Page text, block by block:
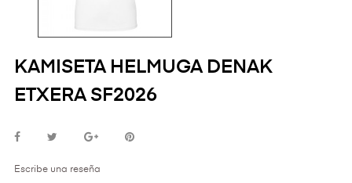
KAMISETA HELMUGA DENAK
ETXERA SF2026
Escribe una reseña